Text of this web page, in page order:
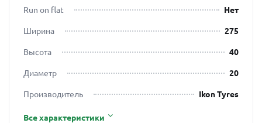
Run on flat
Нет
Ширина
275
Высота
40
Диаметр
20
Производитель
Ikon Tyres
Все характеристики